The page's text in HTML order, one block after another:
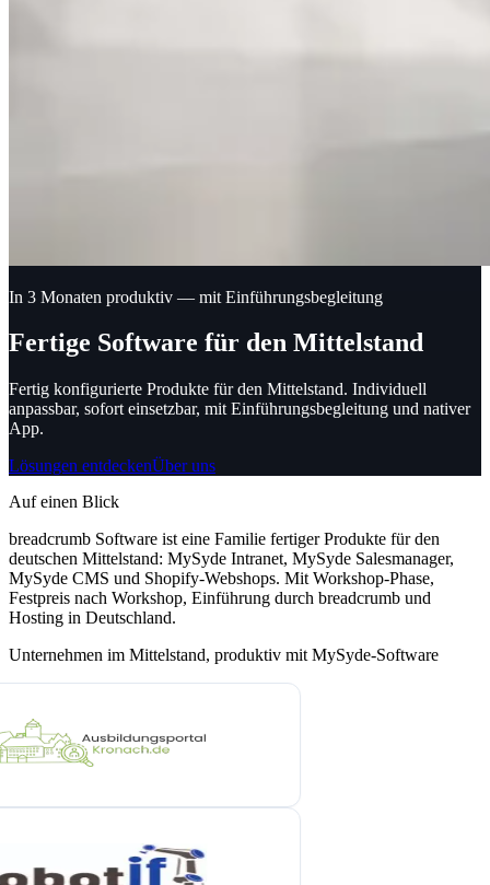
In 3 Monaten produktiv — mit Einführungsbegleitung
Fertige Software für den Mittelstand
Fertig konfigurierte Produkte für den Mittelstand. Individuell
anpassbar, sofort einsetzbar, mit Einführungsbegleitung und nativer
App.
Lösungen entdeckenÜber uns
Auf einen Blick
breadcrumb Software ist eine Familie fertiger Produkte für den
deutschen Mittelstand: MySyde Intranet, MySyde Salesmanager,
MySyde CMS und Shopify-Webshops. Mit Workshop-Phase,
Festpreis nach Workshop, Einführung durch breadcrumb und
Hosting in Deutschland.
Unternehmen im Mittelstand, produktiv mit MySyde-Software